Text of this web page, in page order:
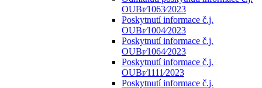
OUBr⁄1063⁄2023
Poskytnutí informace č.j.
OUBr⁄1004⁄2023
Poskytnutí informace č.j.
OUBr⁄1064⁄2023
Poskytnutí informace č.j.
OUBr⁄1111⁄2023
Poskytnutí informace č.j.